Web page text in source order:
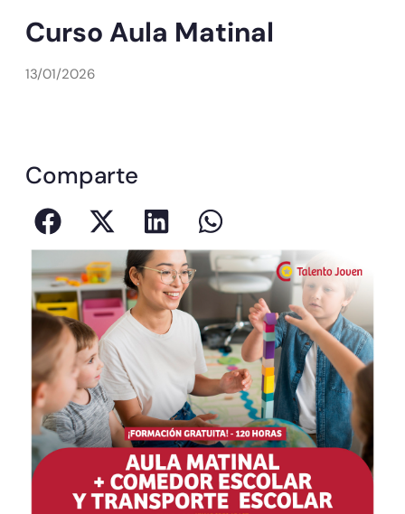
Curso Aula Matinal
13/01/2026
Comparte